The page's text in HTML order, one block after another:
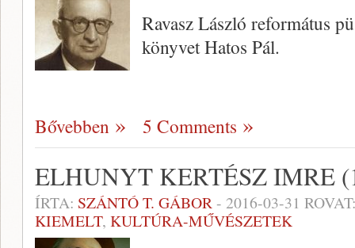
Ravasz László református
könyvet Hatos Pál.
Bővebben 5 Comments
ELHUNYT KERTÉSZ IMRE
ÍRTA: SZÁNTÓ T. GÁBOR- 2016-03-31
KIEMELT, KULTÚRA-MŰVÉSZETEK